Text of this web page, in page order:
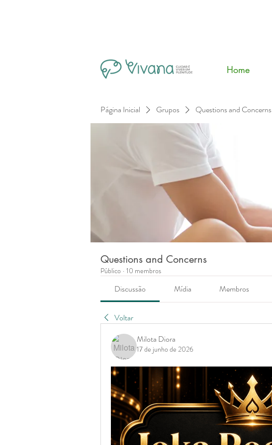
Home
Página Inicial Grupos Questions and Concerns
Questions and Concerns
Público · 10 membros
Discussão Mídia Membros
Voltar
Milota Diora
17 de junho de 2026